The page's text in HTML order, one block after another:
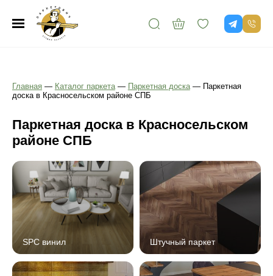
Главная — Каталог паркета — Паркетная доска — Паркетная
доска в Красносельском районе СПБ
Паркетная доска в Красносельском
районе СПБ
SPC винил Штучный паркет